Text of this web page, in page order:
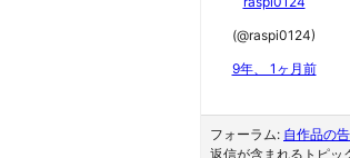
(@raspi0124)
9年、 1ヶ月前
フォーラム: 自作品の
返信が含まれるトピッ